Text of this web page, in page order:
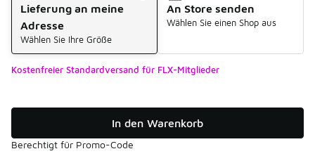
Lieferung an meine
Adresse
Wählen Sie Ihre Größe
An Store senden
Wählen Sie einen Shop aus
Kostenfreier Standardversand für FLX-Mitglieder
In den Warenkorb
Berechtigt für Promo-Code